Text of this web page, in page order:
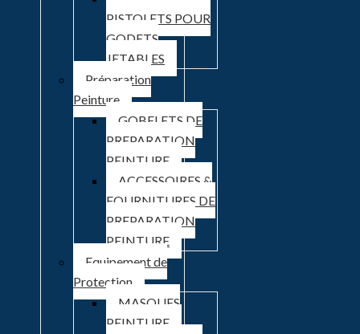
PISTOLETS POUR
GODETS
JETABLES
Préparation
Peinture
GOBELETS DE
PREPARATION
PEINTURE
ACCESSOIRES &
FOURNITURES DE
PREPARATION
PEINTURE
Equipement de
Protection
MASQUES
PEINTURE